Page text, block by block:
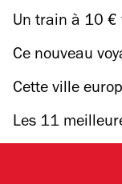
Un train à 10 €
les plus cool
Ce nouveau
emmènera sur
White Lotus"
Cette ville
destination au
Les 11